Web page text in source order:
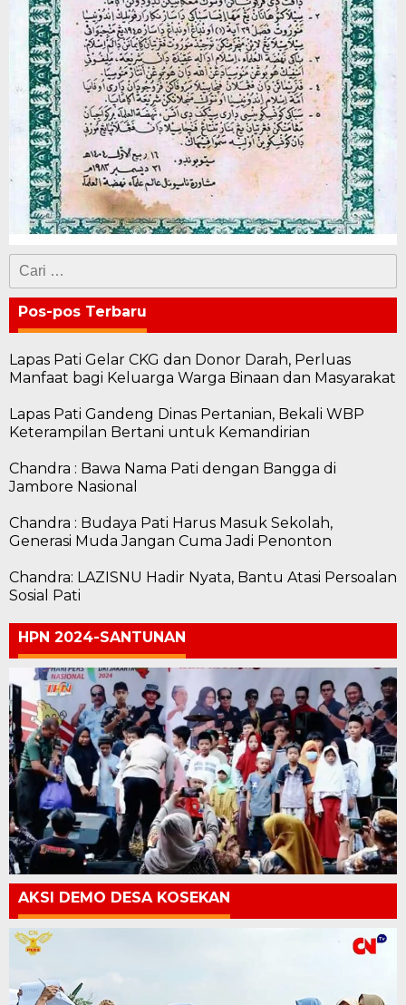
Cari
untuk:
Pos-pos Terbaru
Lapas Pati Gelar CKG dan Donor Darah, Perluas
Manfaat bagi Keluarga Warga Binaan dan Masyarakat
Lapas Pati Gandeng Dinas Pertanian, Bekali WBP
Keterampilan Bertani untuk Kemandirian
Chandra : Bawa Nama Pati dengan Bangga di
Jambore Nasional
Chandra : Budaya Pati Harus Masuk Sekolah,
Generasi Muda Jangan Cuma Jadi Penonton
Chandra: LAZISNU Hadir Nyata, Bantu Atasi Persoalan
Sosial Pati
HPN 2024-SANTUNAN
AKSI DEMO DESA KOSEKAN